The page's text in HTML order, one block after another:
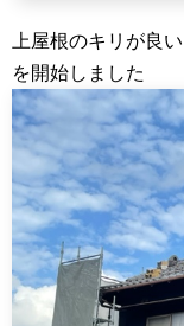
上屋根のキリが良
を開始しました